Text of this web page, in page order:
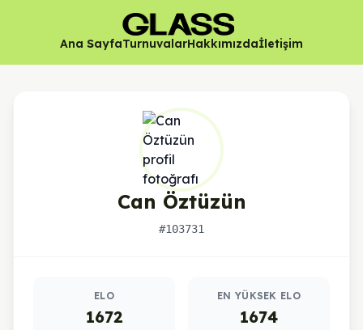
Ana SayfaTurnuvalarHakkımızdaİletişim
Can Öztüzün
#103731
ELO
1672
EN YÜKSEK ELO
1674